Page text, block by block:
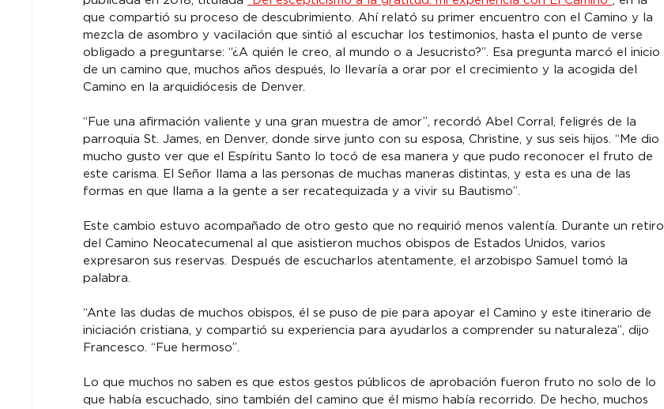
que compartió su proceso de descubrimiento. Ahí relató su primer encuentro con el Camino y la
mezcla de asombro y vacilación que sintió al escuchar los testimonios, hasta el punto de verse
obligado a preguntarse: “¿A quién le creo, al mundo o a Jesucristo?”. Esa pregunta marcó el inicio
de un camino que, muchos años después, lo llevaría a orar por el crecimiento y la acogida del
Camino en la arquidiócesis de Denver.
“Fue una afirmación valiente y una gran muestra de amor”, recordó Abel Corral, feligrés de la
parroquia St. James, en Denver, donde sirve junto con su esposa, Christine, y sus seis hijos. “Me dio
mucho gusto ver que el Espíritu Santo lo tocó de esa manera y que pudo reconocer el fruto de
este carisma. El Señor llama a las personas de muchas maneras distintas, y esta es una de las
formas en que llama a la gente a ser recatequizada y a vivir su Bautismo”.
Este cambio estuvo acompañado de otro gesto que no requirió menos valentía. Durante un retiro
del Camino Neocatecumenal al que asistieron muchos obispos de Estados Unidos, varios
expresaron sus reservas. Después de escucharlos atentamente, el arzobispo Samuel tomó la
palabra.
“Ante las dudas de muchos obispos, él se puso de pie para apoyar el Camino y este itinerario de
iniciación cristiana, y compartió su experiencia para ayudarlos a comprender su naturaleza”, dijo
Francesco. “Fue hermoso”.
Lo que muchos no saben es que estos gestos públicos de aprobación fueron fruto no solo de lo
que había escuchado, sino también del camino que él mismo había recorrido. De hecho, muchos